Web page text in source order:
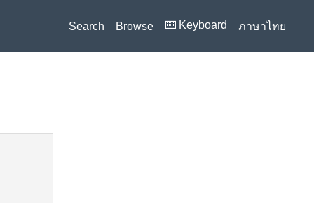
Search Browse ⌨️ Keyboard ภาษาไทย